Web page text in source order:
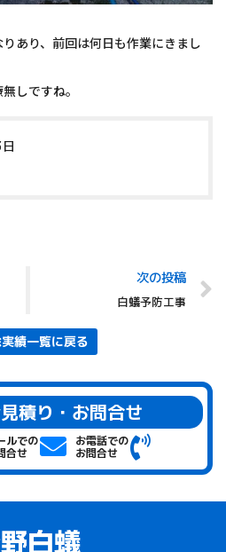
あり、前回は何日も作業にきまし
しですね。
次の投稿
白蟻予防工事
績一覧に戻る
積り・お問合せ
ルでの
合せ
お電話での
お問合せ